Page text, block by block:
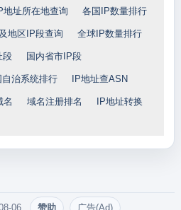
地址所在地查询 各国IP数量排行
地区IP段查询 全球IP数量排行
段 国内省市IP段
自治系统排行 IP地址查ASN
名 域名注册排名 IP地址转换
06 赞助 广告(Ad)